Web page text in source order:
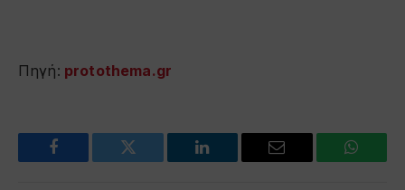
Πηγή: protothema.gr
Facebook Twitter LinkedIn Email